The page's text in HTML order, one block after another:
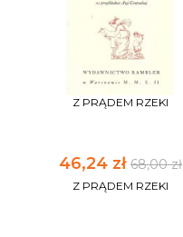
Z PRĄDEM RZEKI
46,24 zł 68,00 zł
Z PRĄDEM RZEKI